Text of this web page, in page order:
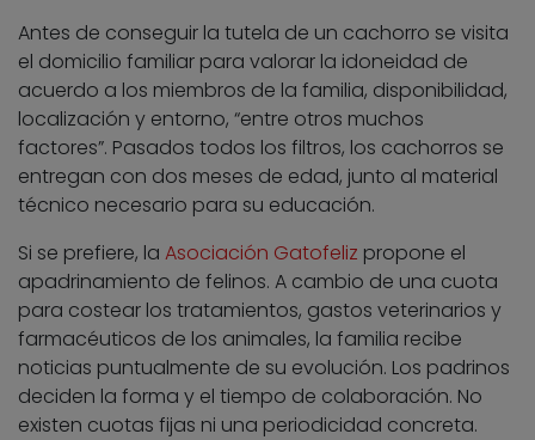
Antes de conseguir la tutela de un cachorro se visita
el domicilio familiar para valorar la idoneidad de
acuerdo a los miembros de la familia, disponibilidad,
localización y entorno, “entre otros muchos
factores”. Pasados todos los filtros, los cachorros se
entregan con dos meses de edad, junto al material
técnico necesario para su educación.
Si se prefiere, la Asociación Gatofeliz propone el
apadrinamiento de felinos. A cambio de una cuota
para costear los tratamientos, gastos veterinarios y
farmacéuticos de los animales, la familia recibe
noticias puntualmente de su evolución. Los padrinos
deciden la forma y el tiempo de colaboración. No
existen cuotas fijas ni una periodicidad concreta.